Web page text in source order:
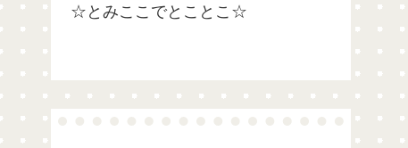
☆とみここでとことこ☆